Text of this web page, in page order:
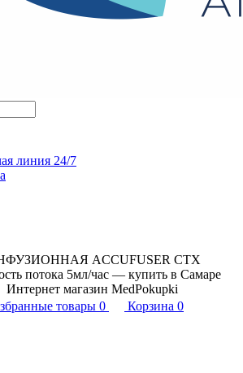
линия 24/7
ACCUFUSER СТХ
потока 5мл/час — купить в Самаре
Интернет магазин MedPokupki
товары 0 Корзина 0